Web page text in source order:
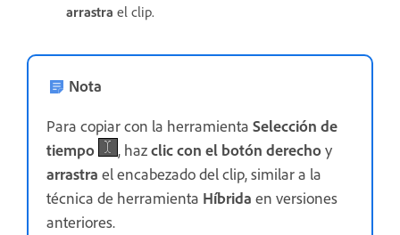
arrastra el clip.
Nota
Para copiar con la herramienta Selección de
tiempo
, hazclic con el botón derechoy
arrastra el encabezado del clip, similar a la
técnica de herramienta Híbrida en versiones
anteriores.